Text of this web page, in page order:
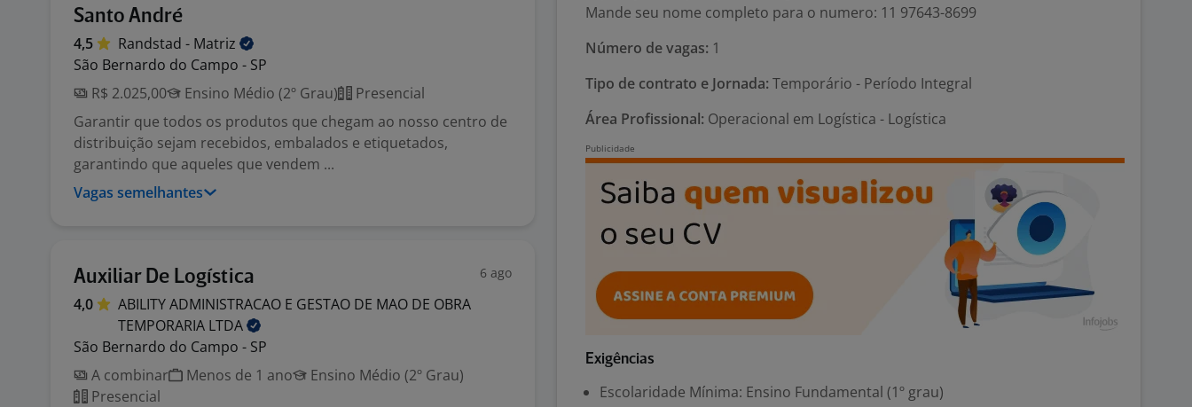
Santo André
4,5 Randstad - Matriz
São Bernardo do Campo - SP
R$ 2.025,00
Ensino Médio (2º Grau)
Presencial
Garantir que todos os produtos que chegam ao nosso centro de
distribuição sejam recebidos, embalados e etiquetados,
garantindo que aqueles que vendem ...
Vagas semelhantes
Auxiliar De Logística 6 ago
4,0
ABILITY ADMINISTRACAO E GESTAO DE MAO DE OBRA
TEMPORARIA LTDA
São Bernardo do Campo - SP
A combinar
Menos de 1 ano
Ensino Médio (2º Grau)
Presencial
Mande seu nome completo para o numero: 11 97643-8699
Número de vagas: 1
Tipo de contrato e Jornada: Temporário - Período Integral
Área Profissional: Operacional em Logística - Logística
Exigências
Escolaridade Mínima: Ensino Fundamental (1º grau)